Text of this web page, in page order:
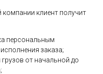
клиент получит
персональным
заказа;
от начальной до